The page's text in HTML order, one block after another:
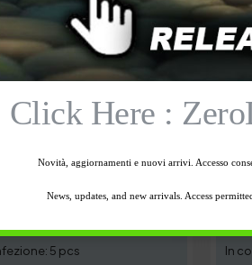
5 pcs In
Click Here :
Novità, aggiornamenti e nuovi arrivi. Accesso
News, updates, and new arrivals. Access